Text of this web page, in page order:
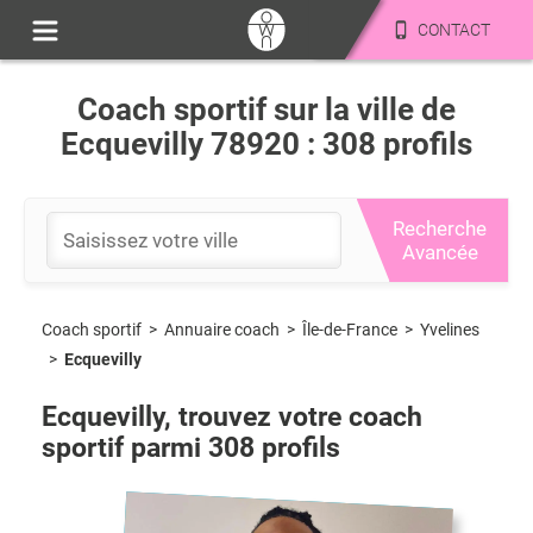
CONTACT
Coach sportif sur la ville de
Ecquevilly 78920 : 308 profils
Recherche
Avancée
Coach sportif > Annuaire coach > Île-de-France > Yvelines
> Ecquevilly
Ecquevilly, trouvez votre coach
sportif parmi 308 profils